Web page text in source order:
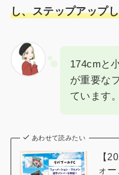
し、ステップアップ
174cmと
が重要な
ています。
あわせて読みたい
【
ォ